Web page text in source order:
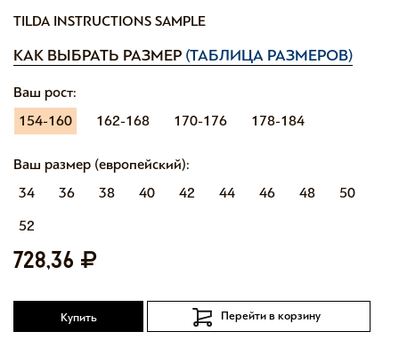
TILDA INSTRUCTIONS SAMPLE
КАК ВЫБРАТЬ РАЗМЕР (ТАБЛИЦА РАЗМЕРОВ)
Ваш рост:
154-160
162-168 170-176 178-184
Ваш размер (европейский):
34
36 38 40 42 44 46 48
50
52
728,36
Купить Перейти в корзину